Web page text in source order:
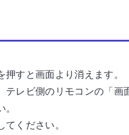
すと画面より消えます。
レビ側のリモコンの「
ください。